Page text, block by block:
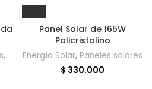
,
Panel Solar de 165W
Policristalino
Energía Solar, Paneles solares
$ 330.000